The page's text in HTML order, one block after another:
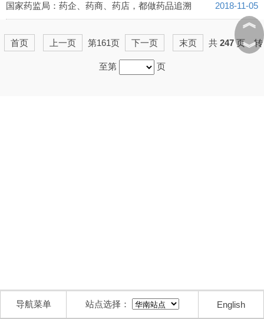
国家药监局：药企、药商、药店，都做药品追溯 2018-11-05
首页 上一页 第161页 下一页 末页 共 247页，转
至第 页
︽
︾
导航菜单 站点选择： English